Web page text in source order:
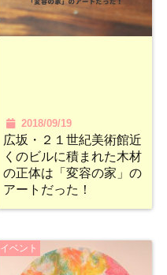
2018/09/19
広坂・２１世紀美術館近
くのビルに積まれた木材
の正体は「変容の家」の
アートだった！
イベント